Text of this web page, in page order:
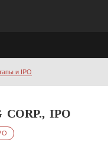
и IPO
IPO